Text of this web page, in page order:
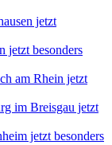
jetzt
jetzt besonders
am Rhein jetzt
im Breisgau jetzt
jetzt besonders